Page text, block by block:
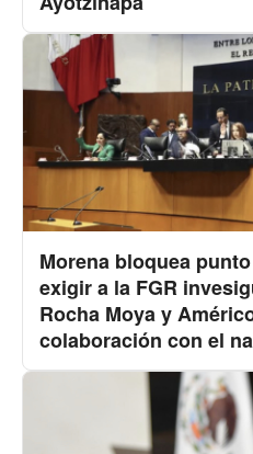
Morena bloquea
exigir a la FGR
Rocha Moya y
colaboración con el